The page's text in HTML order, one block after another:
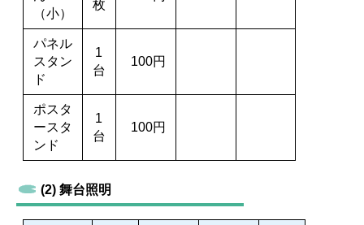
（小）
枚
パネル
スタン
ド
1
台
100円
ポスタ
ースタ
ンド
1
台
100円
(2) 舞台照明